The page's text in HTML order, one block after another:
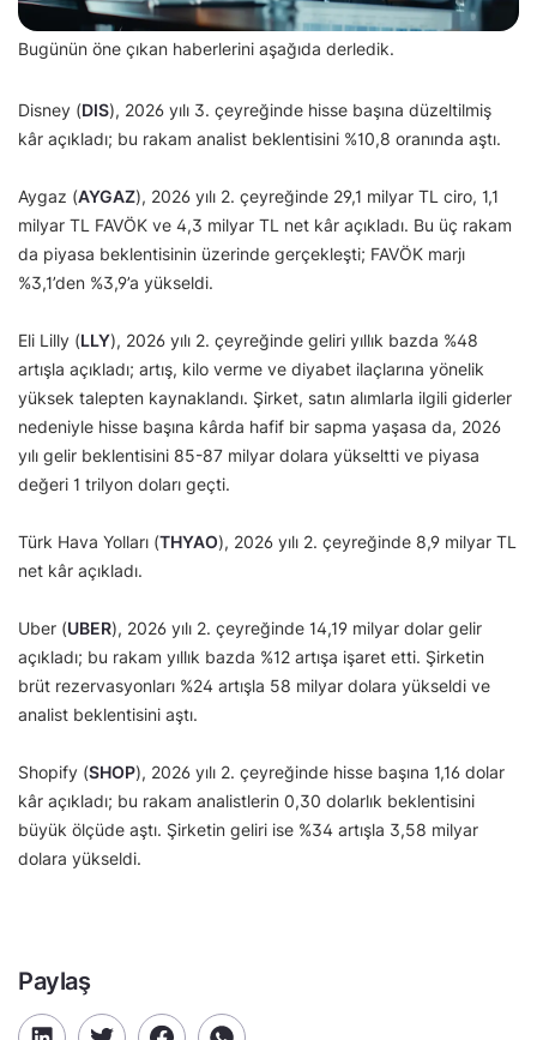
Bugünün öne çıkan haberlerini aşağıda derledik.
Disney (DIS), 2026 yılı 3. çeyreğinde hisse başına düzeltilmiş
kâr açıkladı; bu rakam analist beklentisini %10,8 oranında aştı.
Aygaz (AYGAZ), 2026 yılı 2. çeyreğinde 29,1 milyar TL ciro, 1,1
milyar TL FAVÖK ve 4,3 milyar TL net kâr açıkladı. Bu üç rakam
da piyasa beklentisinin üzerinde gerçekleşti; FAVÖK marjı
%3,1’den %3,9’a yükseldi.
Eli Lilly (LLY), 2026 yılı 2. çeyreğinde geliri yıllık bazda %48
artışla açıkladı; artış, kilo verme ve diyabet ilaçlarına yönelik
yüksek talepten kaynaklandı. Şirket, satın alımlarla ilgili giderler
nedeniyle hisse başına kârda hafif bir sapma yaşasa da, 2026
yılı gelir beklentisini 85-87 milyar dolara yükseltti ve piyasa
değeri 1 trilyon doları geçti.
Türk Hava Yolları (THYAO), 2026 yılı 2. çeyreğinde 8,9 milyar TL
net kâr açıkladı.
Uber (UBER), 2026 yılı 2. çeyreğinde 14,19 milyar dolar gelir
açıkladı; bu rakam yıllık bazda %12 artışa işaret etti. Şirketin
brüt rezervasyonları %24 artışla 58 milyar dolara yükseldi ve
analist beklentisini aştı.
Shopify (SHOP), 2026 yılı 2. çeyreğinde hisse başına 1,16 dolar
kâr açıkladı; bu rakam analistlerin 0,30 dolarlık beklentisini
büyük ölçüde aştı. Şirketin geliri ise %34 artışla 3,58 milyar
dolara yükseldi.
Paylaş